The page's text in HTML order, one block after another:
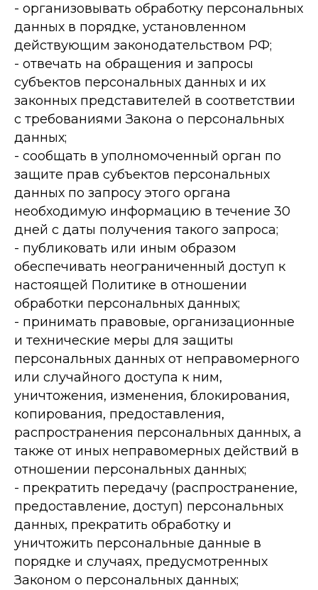
- организовывать обработку персональных
данных в порядке, установленном
действующим законодательством РФ;
- отвечать на обращения и запросы
субъектов персональных данных и их
законных представителей в соответствии
с требованиями Закона о персональных
данных;
- сообщать в уполномоченный орган по
защите прав субъектов персональных
данных по запросу этого органа
необходимую информацию в течение 30
дней с даты получения такого запроса;
- публиковать или иным образом
обеспечивать неограниченный доступ к
настоящей Политике в отношении
обработки персональных данных;
- принимать правовые, организационные
и технические меры для защиты
персональных данных от неправомерного
или случайного доступа к ним,
уничтожения, изменения, блокирования,
копирования, предоставления,
распространения персональных данных, а
также от иных неправомерных действий в
отношении персональных данных;
- прекратить передачу (распространение,
предоставление, доступ) персональных
данных, прекратить обработку и
уничтожить персональные данные в
порядке и случаях, предусмотренных
Законом о персональных данных;